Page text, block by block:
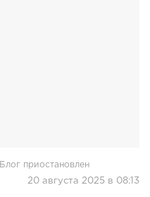
Блог приостановлен
20 августа 2025 в 08:13